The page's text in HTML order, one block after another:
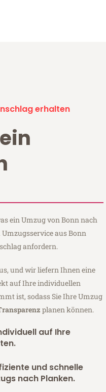
erhalten
ein Umzug von Bonn nach
aus Bonn
anfordern.
und wir liefern Ihnen eine
auf Ihre individuellen
ist, sodass Sie Ihre Umzug
planen können.
auf Ihre
und schnelle
nach Planken.